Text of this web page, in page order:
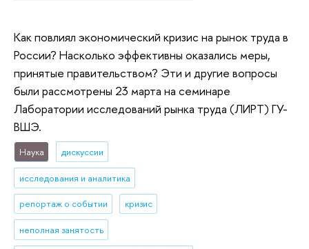
Как повлиял экономический кризис на рынок труда в
России? Насколько эффективны оказались меры,
принятые правительством? Эти и другие вопросы
были рассмотрены 23 марта на семинаре
Лаборатории исследований рынка труда (ЛИРТ) ГУ-
ВШЭ.
Наука дискуссии
исследования и аналитика
репортаж о событии кризис
неполная занятость